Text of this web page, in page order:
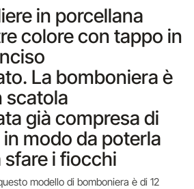
in porcellana
colore con tappo in
La bomboniera è
scatola
già compresa di
modo da poterla
i fiocchi
modello di bomboniera è di 12